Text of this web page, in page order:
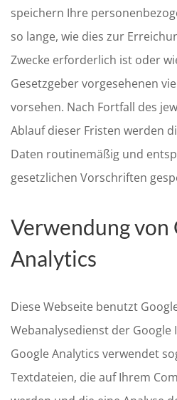
speichern Ihre
so lange, wie dies zur
Zwecke erforderlich ist oder
Gesetzgeber vorgesehenen
vorsehen. Nach Fortfall des
Ablauf dieser Fristen werden
Daten routinemäßig und
gesetzlichen Vorschriften
Verwendung von
Analytics
Diese Webseite benutzt
Webanalysedienst der Google
Google Analytics verwendet
Textdateien, die auf Ihrem